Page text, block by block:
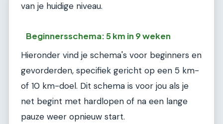
van je huidige niveau.
Beginnersschema: 5 km in 9 weken
Hieronder vind je schema's voor beginners en
gevorderden, specifiek gericht op een 5 km-
of 10 km-doel. Dit schema is voor jou als je
net begint met hardlopen of na een lange
pauze weer opnieuw start.